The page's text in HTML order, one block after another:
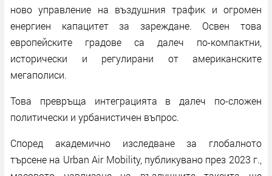
ново управление на въздушния трафик и огромен
енергиен капацитет за зареждане. Освен това
европейските градове са далеч по-компактни,
исторически и регулирани от американските
мегаполиси.
Това превръща интеграцията в далеч по-сложен
политически и урбанистичен въпрос.
Според академично изследване за глобалното
търсене на Urban Air Mobility, публикувано през 2023 г.,